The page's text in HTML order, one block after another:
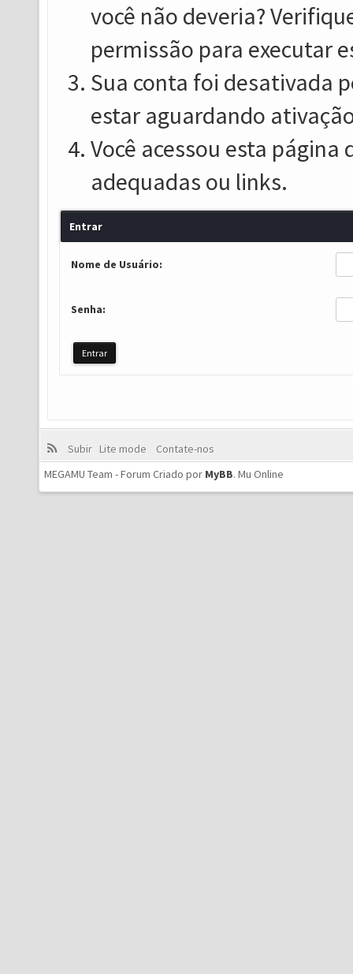
você não deveria?
permissão para executar
Sua conta foi desativada
estar aguardando
Você acessou esta
adequadas ou links.
Entrar
Nome de Usuário:
Senha:
Subir Lite mode
Contate-nos
MEGAMU Team - Forum Criado por MyBB. Mu Online